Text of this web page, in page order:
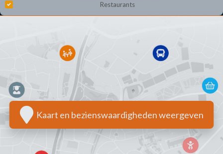
Restaurants
Kaart en bezienswaardigheden weergeven